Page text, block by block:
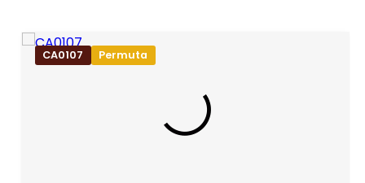
CA0107 Permuta